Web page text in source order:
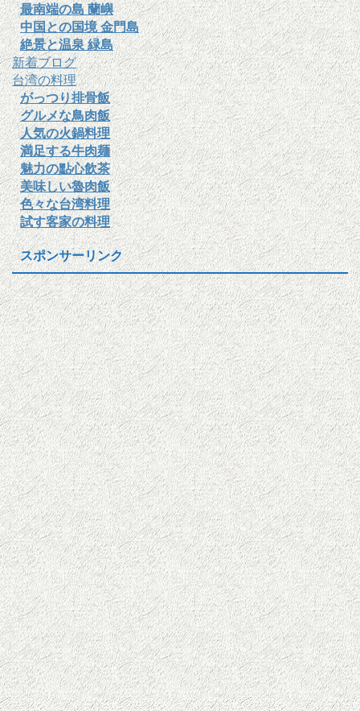
最南端の島 蘭嶼
中国との国境 金門島
絶景と温泉 緑島
新着ブログ
台湾の料理
がっつり排骨飯
グルメな鳥肉飯
人気の火鍋料理
満足する牛肉麺
魅力の點心飲茶
美味しい魯肉飯
色々な台湾料理
試す客家の料理
スポンサーリンク